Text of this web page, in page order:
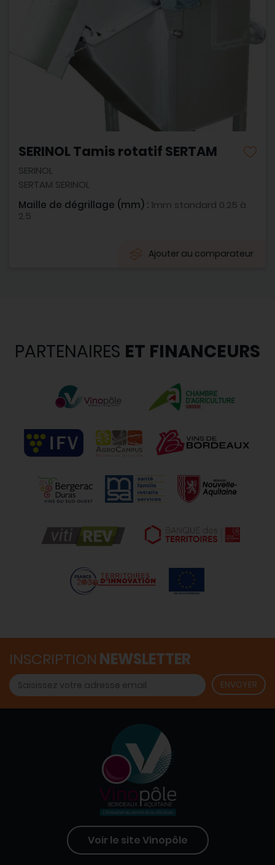
SERINOL Tamis rotatif SERTAM
SERINOL
SERTAM SERINOL
Maille de dégrillage (mm) :1mm standard 0.25 à
2.5
Ajouter au comparateur
PARTENAIRES ET FINANCEURS
INSCRIPTION NEWSLETTER
Voir le site Vinopôle